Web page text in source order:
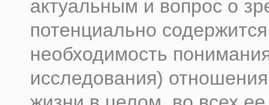
актуальным и вопрос о
потенциально содержится
необходимость
исследования)